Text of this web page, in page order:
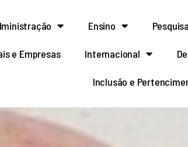
Ensino Pesquisa
e Empresas Internacional
Inclusão e